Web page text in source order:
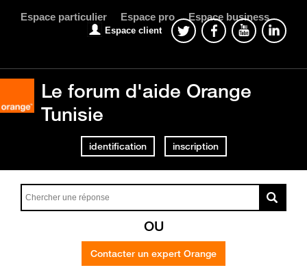
Espace particulier Espace pro Espace business
Espace client
Le forum d'aide Orange
Tunisie
identification inscription
OU
Contacter un expert Orange